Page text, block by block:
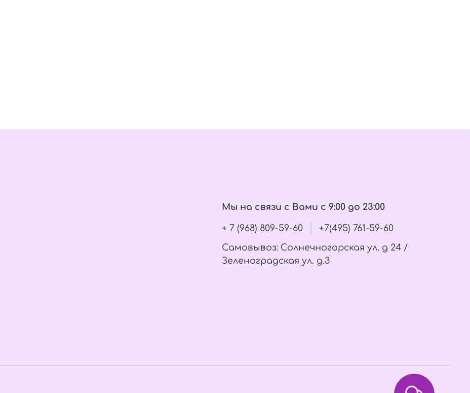
Мы на связи с Вами с 9:00 до 23:00
+ 7 (968) 809-59-60
+7(495) 761-59-60
Самовывоз: Солнечногорская ул. д 24 /
Зеленоградская ул. д.3